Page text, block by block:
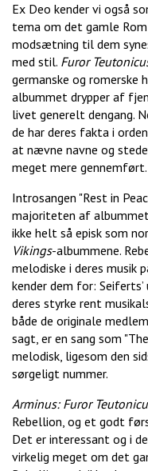
Ex Deo kender vi også
tema om det gamle
modsætning til dem
med stil. Furor
germanske og romerske
albummet drypper af
livet generelt dengang.
de har deres fakta i
at nævne navne og
meget mere gennemført.
Introsangen "Rest in
majoriteten af
ikke helt så episk som
Vikings-albummene.
melodiske i deres musik
kender dem for:
deres styrke rent
både de originale
sagt, er en sang som
melodisk, ligesom den
sørgeligt nummer.
Arminus: Furor
Rebellion, og et godt
Det er interessant og i
virkelig meget om det